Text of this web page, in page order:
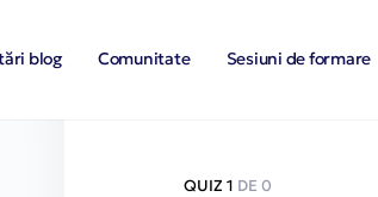
blog Comunitate Sesiuni de formare
QUIZ 1 DE 0